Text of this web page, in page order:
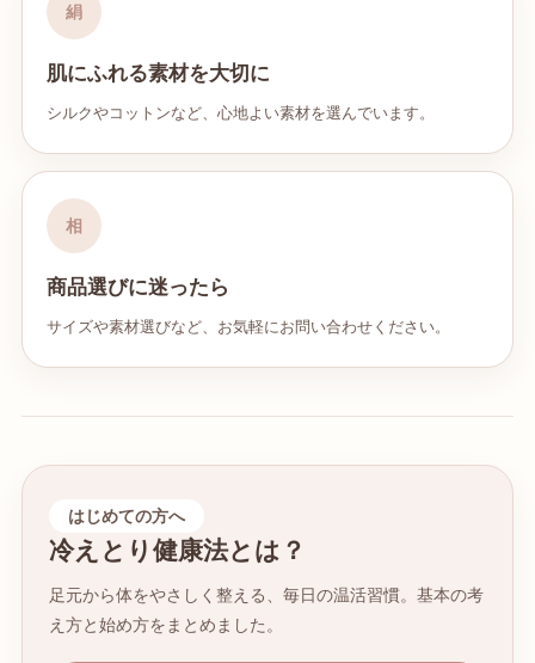
絹
肌にふれる素材を大切に
シルクやコットンなど、心地よい素材を選んでいます。
相
商品選びに迷ったら
サイズや素材選びなど、お気軽にお問い合わせください。
はじめての方へ
冷えとり健康法とは？
足元から体をやさしく整える、毎日の温活習慣。基本の考
え方と始め方をまとめました。